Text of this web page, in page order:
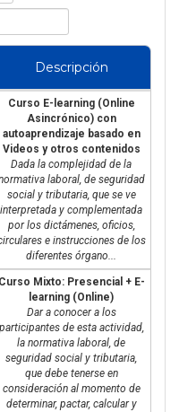
Descripción
Curso E-learning (Online
Asincrónico) con
autoaprendizaje basado en
Videos y otros contenidos
Dada la complejidad de la
laboral, de seguridad
social y tributaria, que se ve
interpretada y complementada
por los dictámenes, oficios,
e instrucciones de los
diferentes órgano...
Curso Mixto: Presencial + E-
learning (Online)
Dar a conocer a los
participantes de esta actividad,
la normativa laboral, de
seguridad social y tributaria,
que debe tenerse en
consideración al momento de
determinar, pactar, calcular y